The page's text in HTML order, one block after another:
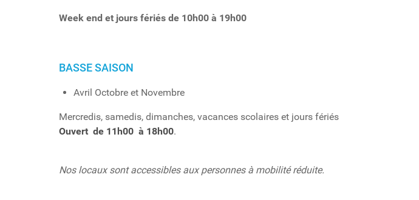
Week end et jours fériés de 10h00 à 19h00
BASSE SAISON
Avril Octobre et Novembre
Mercredis, samedis, dimanches, vacances scolaires et jours fériés
Ouvert de 11h00 à 18h00.
Nos locaux sont accessibles aux personnes à mobilité réduite.